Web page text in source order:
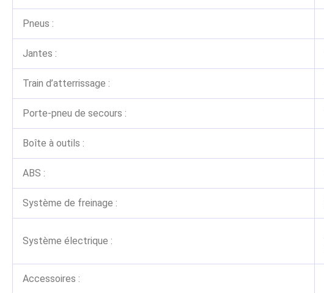
Pneus :
Jantes :
Train d’atterrissage :
Porte-pneu de secours :
Boîte à outils :
ABS :
Système de freinage :
Système électrique :
Accessoires :